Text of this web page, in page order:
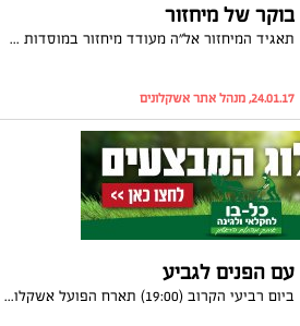
בוקר של מיחזור
תאגיד המיחזור אל"ה מעודד מיחזור במוסדות החינוך באמצעות פעילות שטח חוויתית, זו השנה השנייה ברציפות. השבוע התקיימה פעילות בבתי הספר באשקלון
24.01.17, מנהל אתר אשקלונים
עם הפנים לגביע
ביום רביעי הקרוב (19:00) תארח הפועל אשקלון את בני יהודה במסגרת שמינית גמר גביע המדינה. וגם: החלוץ הצרפתי, דוד מגנה, נחת בארץ ויצטרף לקבוצה